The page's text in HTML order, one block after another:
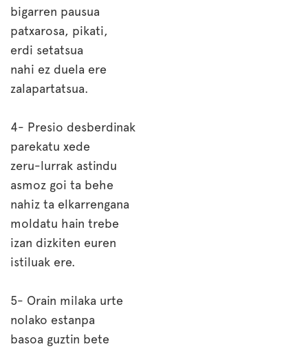
bigarren pausua
patxarosa, pikati,
erdi setatsua
nahi ez duela ere
zalapartatsua.
4- Presio desberdinak
parekatu xede
zeru-lurrak astindu
asmoz goi ta behe
nahiz ta elkarrengana
moldatu hain trebe
izan dizkiten euren
istiluak ere.
5- Orain milaka urte
nolako estanpa
basoa guztin bete